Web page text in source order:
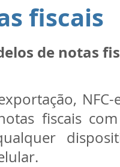
fiscais
de notas
NFC-
fiscais